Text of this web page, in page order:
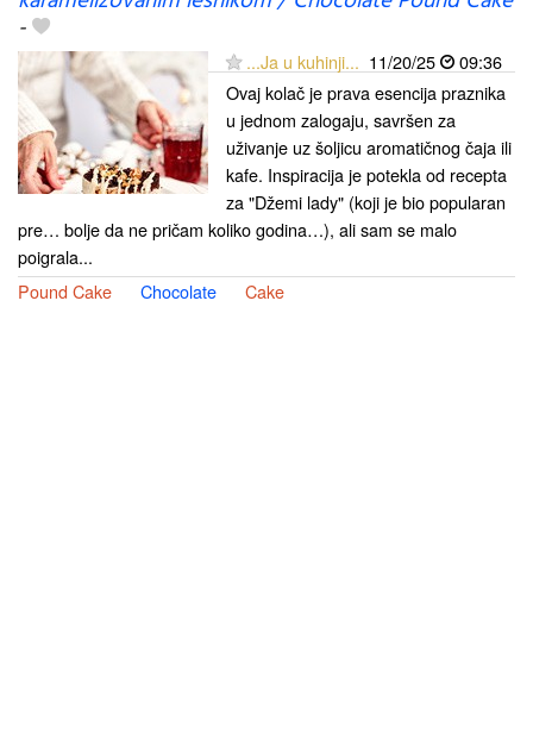
-
...Ja u kuhinji... 11/20/25
09:36
Ovaj kolač je prava esencija praznika
u jednom zalogaju, savršen za
uživanje uz šoljicu aromatičnog čaja ili
kafe. Inspiracija je potekla od recepta
za "Džemi lady" (koji je bio popularan
pre… bolje da ne pričam koliko godina…), ali sam se malo
poigrala...
Pound Cake
Chocolate Cake